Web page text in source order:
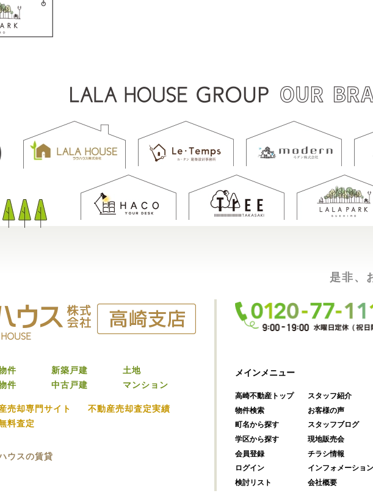
件 新築戸建
土地
件
中古戸建 マンション
売却専門サイト
不動産売却査定実績
料査定
ウスの賃貸
是非、
メインメニュー
高崎不動産トップ
物件検索
町名から探す
学区から探す
会員登録
ログイン
検討リスト
スタッフ紹介
お客様の声
スタッフブログ
現地販売会
チラシ情報
インフォメーション
会社概要